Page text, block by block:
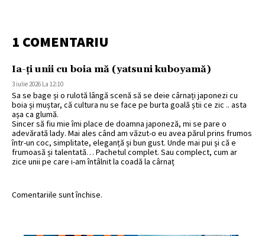
1 COMENTARIU
Ia-ți unii cu boia mă (yatsuni kuboyamă)
3 iulie 2026 La 12:10
Sa se bage și o rulotă lângă scenă să se deie cârnați japonezi cu
boia și muștar, că cultura nu se face pe burta goală știi ce zic .. asta
așa ca glumă.
Sincer să fiu mie îmi place de doamna japoneză, mi se pare o
adevărată lady. Mai ales când am văzut-o eu avea părul prins frumos
într-un coc, simplitate, eleganță și bun gust. Unde mai pui și că e
frumoasă și talentată… Pachetul complet. Sau complect, cum ar
zice unii pe care i-am întâlnit la coadă la cârnaț
Comentariile sunt închise.